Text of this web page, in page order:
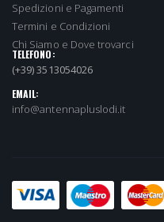
Spedizioni e Pagamenti
Termini e Condizioni
Chi Siamo e Dove trovarci
TELEFONO:
(+39) 3513054026
EMAIL:
info@antennapluslodi.it